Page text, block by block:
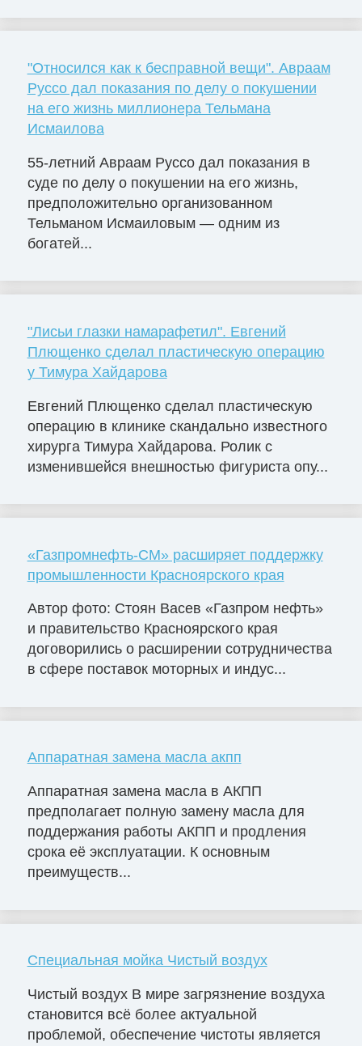
"Относился как к бесправной вещи". Авраам
Руссо дал показания по делу о покушении
на его жизнь миллионера Тельмана
Исмаилова
55-летний Авраам Руссо дал показания в
суде по делу о покушении на его жизнь,
предположительно организованном
Тельманом Исмаиловым — одним из
богатей...
"Лисьи глазки намарафетил". Евгений
Плющенко сделал пластическую операцию
у Тимура Хайдарова
Евгений Плющенко сделал пластическую
операцию в клинике скандально известного
хирурга Тимура Хайдарова. Ролик с
изменившейся внешностью фигуриста опу...
«Газпромнефть-СМ» расширяет поддержку
промышленности Красноярского края
Автор фото: Стоян Васев «Газпром нефть»
и правительство Красноярского края
договорились о расширении сотрудничества
в сфере поставок моторных и индус...
Аппаратная замена масла акпп
Аппаратная замена масла в АКПП
предполагает полную замену масла для
поддержания работы АКПП и продления
срока её эксплуатации. К основным
преимуществ...
Специальная мойка Чистый воздух
Чистый воздух В мире загрязнение воздуха
становится всё более актуальной
проблемой, обеспечение чистоты является